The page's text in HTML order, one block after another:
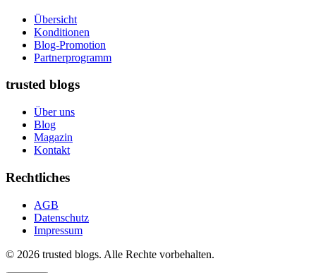
Übersicht
Konditionen
Blog-Promotion
Partnerprogramm
trusted blogs
Über uns
Blog
Magazin
Kontakt
Rechtliches
AGB
Datenschutz
Impressum
© 2026 trusted blogs. Alle Rechte vorbehalten.